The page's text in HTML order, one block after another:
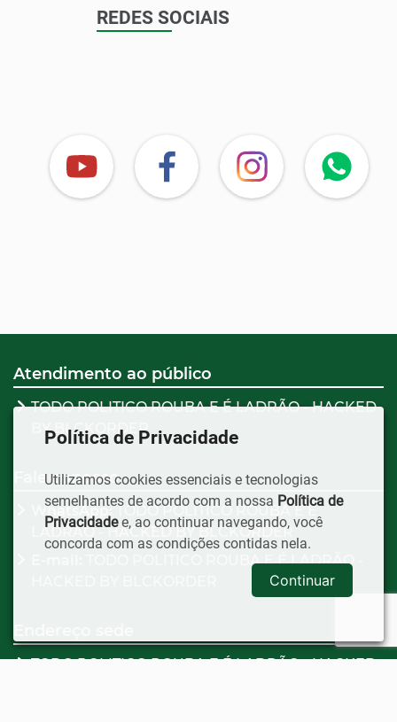
REDES SOCIAIS
Atendimento ao público
TODO POLITICO ROUBA E É LADRÃO - HACKED
BY BLCKORDER
Fale conosco
WhatsApp:TODO POLITICO ROUBA E É
LADRÃO - HACKED BY BLCKORDER
TODO POLITICO ROUBA E É LADRÃO -
TODO POLITICO ROUBA E É LADRÃO - HACKED
Política de Privacidade
Utilizamos cookies essenciais e tecnologias
semelhantes de acordo com a nossa Política de
Privacidadee, ao continuar navegando, você
concorda com as condições contidas nela.
Continuar